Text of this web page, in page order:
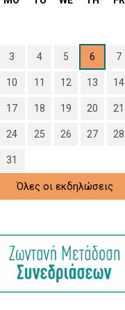
3 4 5 6 7
10 11 12 13 14
17 18 19 20 21
24 25 26 27 28
31
Όλες οι εκδηλώσεις